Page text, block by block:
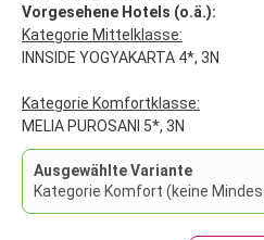
Vorgesehene Hotels (o.ä.):
Kategorie Mittelklasse:
INNSIDE YOGYAKARTA 4*, 3N
Kategorie Komfortklasse:
MELIA PUROSANI 5*, 3N
Ausgewählte Variante
Kategorie Komfort (keine